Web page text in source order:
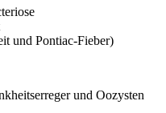
und Pontiac-Fieber)
und Oozysten